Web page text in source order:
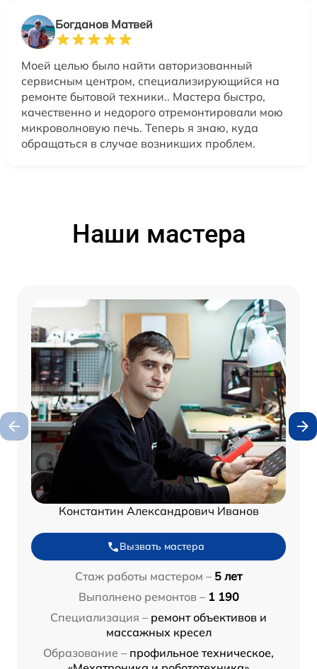
Богданов Матвей
Моей целью было найти авторизованный
сервисным центром, специализирующийся на
ремонте бытовой техники.. Мастера быстро,
качественно и недорого отремонтировали мою
микроволновую печь. Теперь я знаю, куда
обращаться в случае возникших проблем.
Наши мастера
Константин Александрович Иванов
Вызвать мастера
Стаж работы мастером – 5 лет
Выполнено ремонтов – 1 190
Специализация – ремонт объективов и
массажных кресел
Образование – профильное техническое,